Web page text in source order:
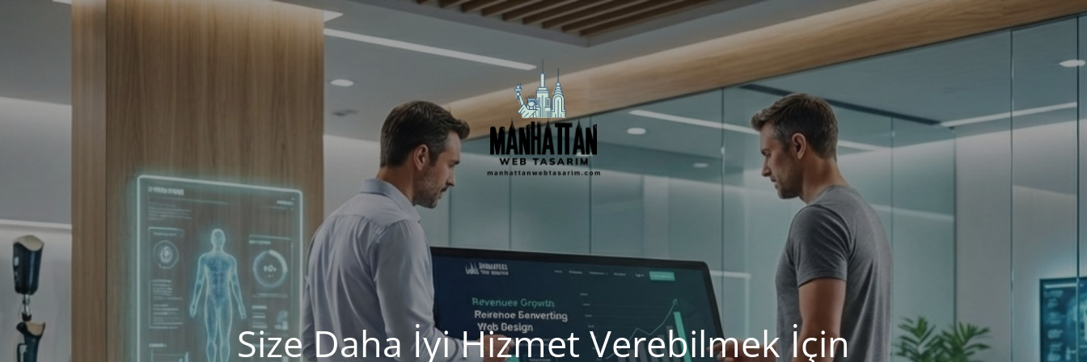
Size Daha İyi Hizmet Verebilmek İçin